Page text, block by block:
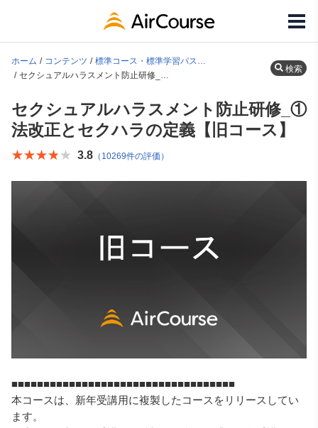
ホーム コンテンツ
標準コース・標準学習パス一覧
セクシュアルハラスメント防止研修_①法改正とセクハラの定義【旧コース】
検索
セクシュアルハラスメント防止研修_①
法改正とセクハラの定義【旧コース】
★★★★★
★★★★★ 3.8 （10269件の評価）
■■■■■■■■■■■■■■■■■■■■■■■■■■■■■■■■■■■
本コースは、新年受講用に複製したコースをリリースしてい
ます。